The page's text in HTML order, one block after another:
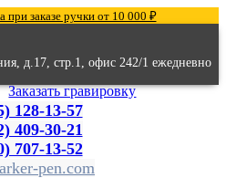
при заказе ручки от 10 000 ₽
д.17, стр.1, офис 242/1 ежедневно
128-13-57
409-30-21
707-13-52
pen.com
Заказать гравировку